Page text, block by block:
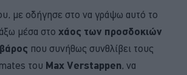
με οδήγησε στο να γράψω αυτό το
μέσα στο χάος των προσδοκιών
που συνήθως συνθλίβει τους
του Max Verstappen, να